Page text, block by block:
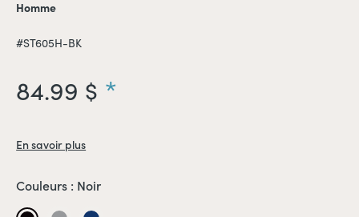
Homme
#ST605H-BK
84.99 $
En savoir plus
Couleurs : Noir
Noir Gris Bleu